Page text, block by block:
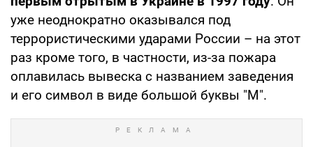
уже неоднократно оказывался под
террористическими ударами России – на этот
раз кроме того, в частности, из-за пожара
оплавилась вывеска с названием заведения
и его символ в виде большой буквы "M".